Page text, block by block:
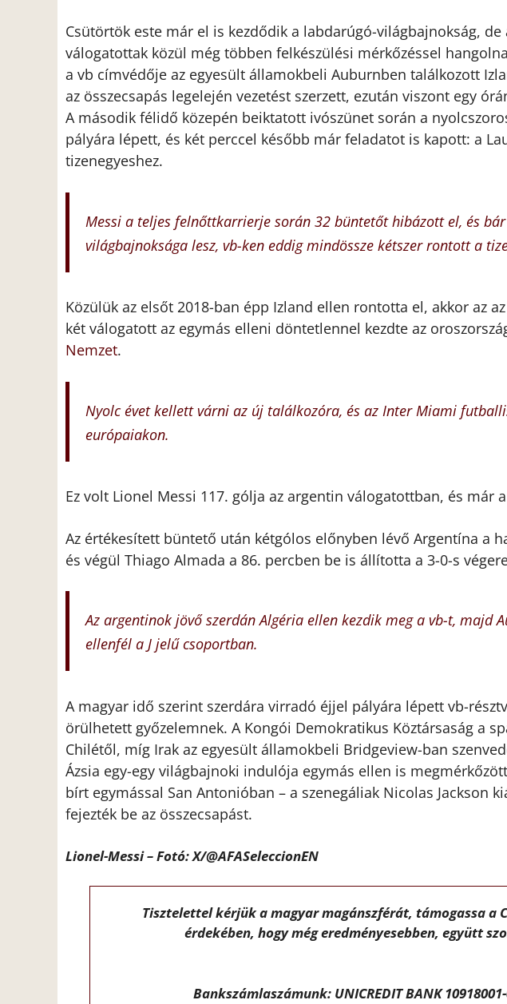
Csütörtök este már el is kezdődik a labdarúgó-világbajnokság,
válogatottak közül még többen felkészülési mérkőzéssel
a vb címvédője az egyesült államokbeli Auburnben találkozott
az összecsapás legelején vezetést szerzett, ezután viszont egy
A második félidő közepén beiktatott ivószünet során a
pályára lépett, és két perccel később már feladatot is kapott: a
tizenegyeshez.
Messi a teljes felnőttkarrierje során 32 büntetőt hibázott el, és
világbajnoksága lesz, vb-ken eddig mindössze kétszer rontott a
Közülük az elsőt 2018-ban épp Izland ellen rontotta el, akkor az
két válogatott az egymás elleni döntetlennel kezdte az
Nemzet.
Nyolc évet kellett várni az új találkozóra, és az Inter Miami
európaiakon.
Ez volt Lionel Messi 117. gólja az argentin válogatottban, és már
Az értékesített büntető után kétgólos előnyben lévő Argentína a
és végül Thiago Almada a 86. percben be is állította a 3-0-s
Az argentinok jövő szerdán Algéria ellen kezdik meg a vb-t, majd
ellenfél a J jelű csoportban.
A magyar idő szerint szerdára virradó éjjel pályára lépett vb-
örülhetett győzelemnek. A Kongói Demokratikus Köztársaság a
Chilétől, míg Irak az egyesült államokbeli Bridgeview-ban
Ázsia egy-egy világbajnoki indulója egymás ellen is
bírt egymással San Antonióban – a szenegáliak Nicolas Jackson
fejezték be az összecsapást.
Lionel-Messi – Fotó: X/@AFASeleccionEN
Tisztelettel kérjük a magyar magánszférát, támogassa a
érdekében, hogy még eredményesebben, együtt
Bankszámlaszámunk: UNICREDIT BANK